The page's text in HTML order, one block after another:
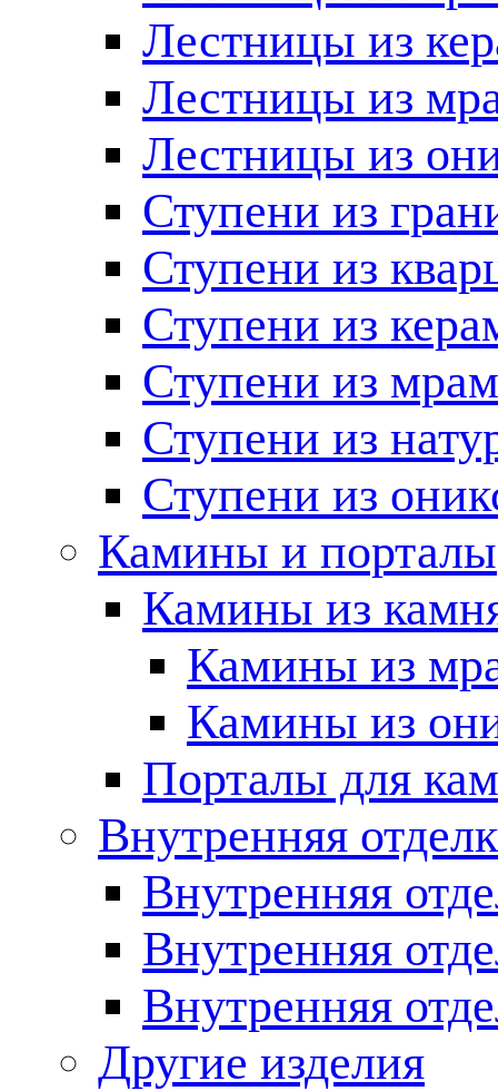
Лестницы из
Лестницы из
Лестницы из
Ступени из
Ступени из
Ступени из
Ступени из
Ступени из
Ступени из
Камины и порталы
Камины из
Камины из
Камины из
Порталы для
Внутренняя
Внутренняя
Внутренняя
Внутренняя
Другие изделия